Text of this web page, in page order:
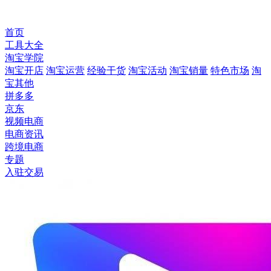
首页
工具大全
淘宝学院
淘宝开店 淘宝运营 经验干货 淘宝活动 淘宝销量 特色市场 淘
宝其他
拼多多
京东
视频电商
电商资讯
跨境电商
专题
入驻交易